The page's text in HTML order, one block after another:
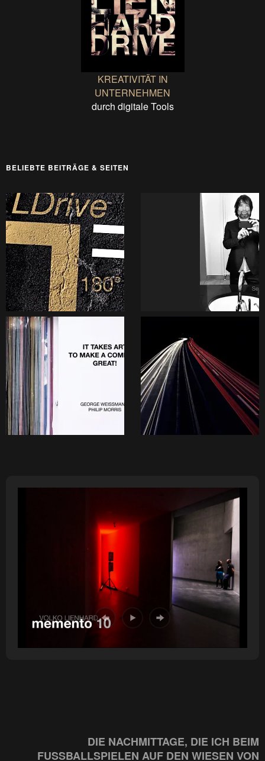
KREATIVITÄT IN
UNTERNEHMEN
durch digitale Tools
BELIEBTE BEITRÄGE & SEITEN
DIE NACHMITTAGE, DIE ICH BEIM
FUSSBALLSPIELEN AUF DEN WIESEN VON C